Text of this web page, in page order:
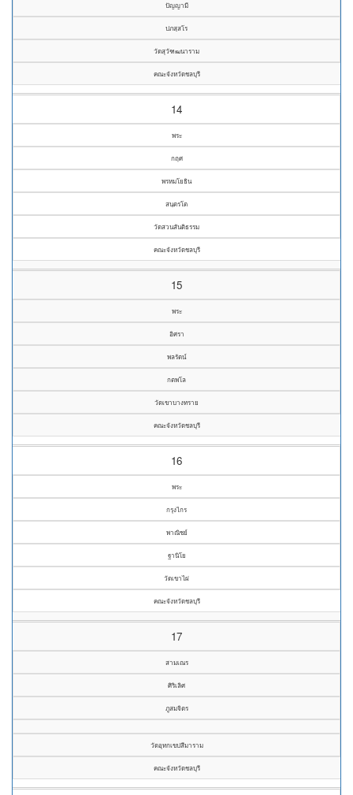
ปัญญามี
ปภสฺสโร
วัดสุวัฑฒนาราม
คณะจังหวัดชลบุรี
14
พระ
กฤศ
พรหมโยธิน
สนฺตรโต
วัดสวนสันติธรรม
คณะจังหวัดชลบุรี
15
พระ
อิศรา
พลรัตน์
กตพโล
วัดเขาบางทราย
คณะจังหวัดชลบุรี
16
พระ
กรุงไกร
พาณิชย์
ฐานิโย
วัดเขาไผ่
คณะจังหวัดชลบุรี
17
สามเณร
ศิริเลิศ
ภูสมจิตร
วัดอุทกเขปสีมาราม
คณะจังหวัดชลบุรี